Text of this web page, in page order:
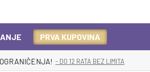
PRVA KUPOVINA
- DO 12 RATA BEZ LIMITA